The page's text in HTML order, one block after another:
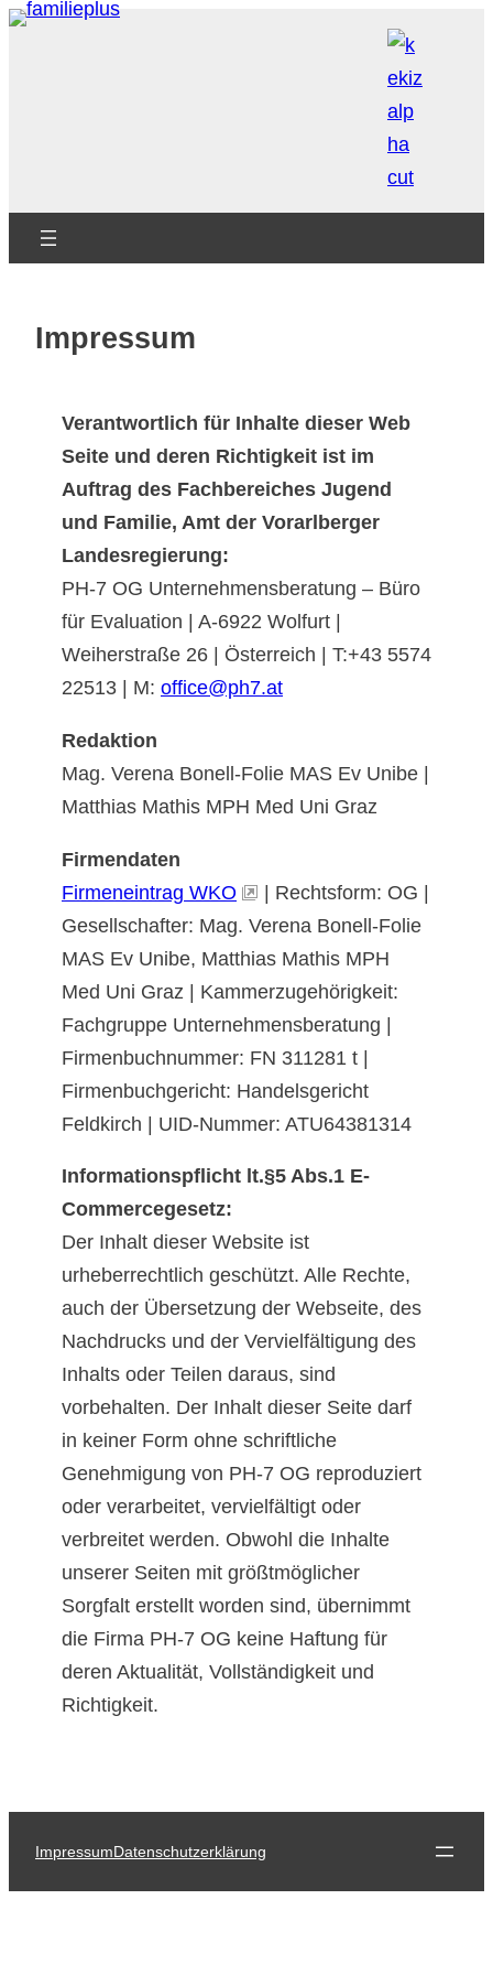
Zum
Impressum
Verantwortlich für Inhalte dieser Web
Seite und deren Richtigkeit ist im
Auftrag des Fachbereiches Jugend
und Familie, Amt der Vorarlberger
Landesregierung:
PH-7 OG Unternehmensberatung – Büro
für Evaluation | A-6922 Wolfurt |
Weiherstraße 26 | Österreich | T:+43 5574
22513 | M: office@ph7.at
Redaktion
Mag. Verena Bonell-Folie MAS Ev Unibe |
Matthias Mathis MPH Med Uni Graz
Firmendaten
Firmeneintrag WKO
| Rechtsform: OG |
Gesellschafter: Mag. Verena Bonell-Folie
MAS Ev Unibe, Matthias Mathis MPH
Med Uni Graz | Kammerzugehörigkeit:
Fachgruppe Unternehmensberatung |
Firmenbuchnummer: FN 311281 t |
Firmenbuchgericht: Handelsgericht
Feldkirch | UID-Nummer: ATU64381314
Informationspflicht lt.§5 Abs.1 E-
Commercegesetz:
Der Inhalt dieser Website ist
urheberrechtlich geschützt. Alle Rechte,
auch der Übersetzung der Webseite, des
Nachdrucks und der Vervielfältigung des
Inhalts oder Teilen daraus, sind
vorbehalten. Der Inhalt dieser Seite darf
in keiner Form ohne schriftliche
Genehmigung von PH-7 OG reproduziert
oder verarbeitet, vervielfältigt oder
verbreitet werden. Obwohl die Inhalte
unserer Seiten mit größtmöglicher
Sorgfalt erstellt worden sind, übernimmt
die Firma PH-7 OG keine Haftung für
deren Aktualität, Vollständigkeit und
Richtigkeit.
ImpressumDatenschutzerklärung